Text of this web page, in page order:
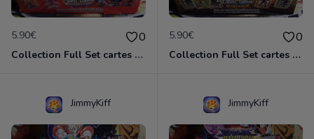
5.90€ 0
Collection Full Set cartes C/UC 90/90 BT6 Destroyer Kings / Dragon Ball Super Card Game
5.90€ 0
Collection Full Set cartes C/UC 90/90 BT7 Assaut of the Saiyans / Dragon Ball Super Card Game
JimmyKiff JimmyKiff